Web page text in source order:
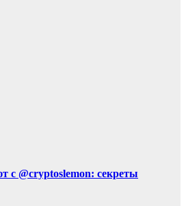
с @cryptoslemon: секреты